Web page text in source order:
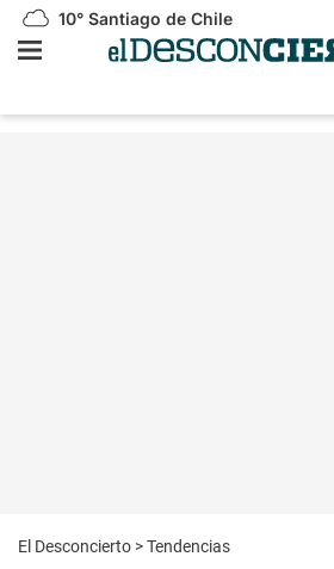
10° Santiago de Chile
El Desconcierto >Tendencias